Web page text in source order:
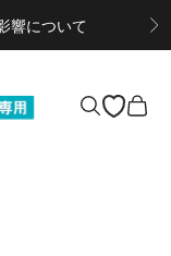
響について 次
検索を開く
カー